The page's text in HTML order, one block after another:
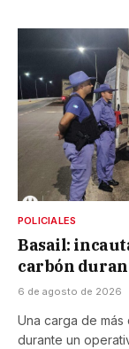
POLICIALES
Basail:
carbón
6 de agosto de 2026
Una carga de
durante un